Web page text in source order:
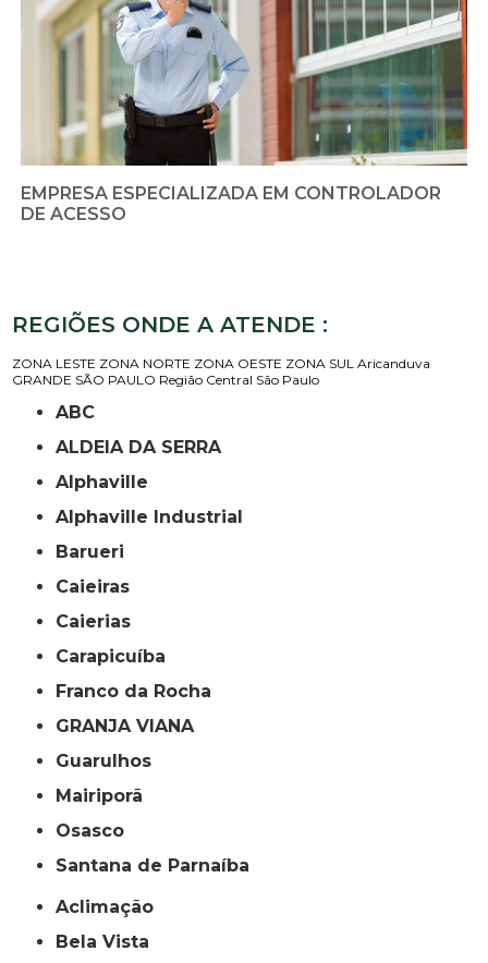
EMPRESA ESPECIALIZADA EM CONTROLADOR
DE ACESSO
REGIÕES ONDE A ATENDE :
ZONA LESTE ZONA NORTE ZONA OESTE ZONA SUL Aricanduva
GRANDE SÃO PAULO Região Central São Paulo
ABC
ALDEIA DA SERRA
Alphaville
Alphaville Industrial
Barueri
Caieiras
Caierias
Carapicuíba
Franco da Rocha
GRANJA VIANA
Guarulhos
Mairiporã
Osasco
Santana de Parnaíba
Aclimação
Bela Vista